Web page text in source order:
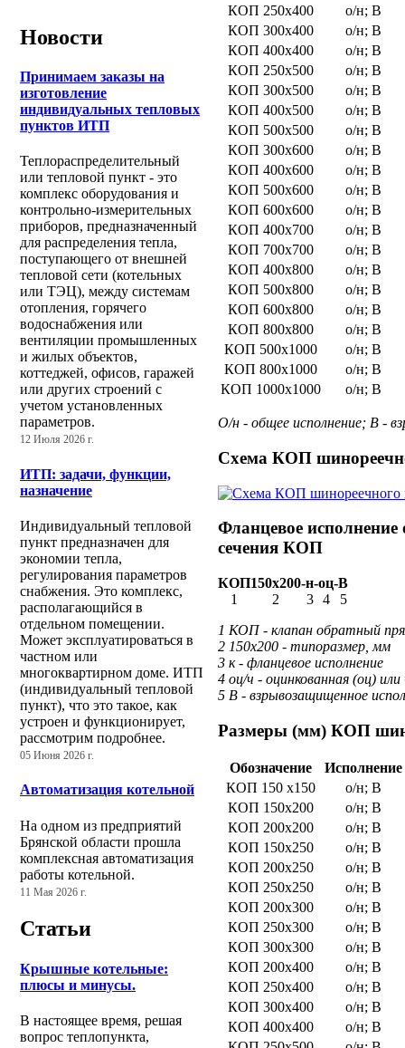
Новости
Принимаем заказы на
изготовление
индивидуальных тепловых
пунктов ИТП
Теплораспределительный
или тепловой пункт - это
комплекс оборудования и
контрольно-измерительных
приборов, предназначенный
для распределения тепла,
поступающего от внешней
тепловой сети (котельных
или ТЭЦ), между системам
отопления, горячего
водоснабжения или
вентиляции промышленных
и жилых объектов,
коттеджей, офисов, гаражей
или других строений с
учетом установленных
параметров.
12 Июля 2026 г.
ИТП: задачи, функции,
назначение
Индивидуальный тепловой
пункт предназначен для
экономии тепла,
регулирования параметров
снабжения. Это комплекс,
располагающийся в
отдельном помещении.
Может эксплуатироваться в
частном или
многоквартирном доме. ИТП
(индивидуальный тепловой
пункт), что это такое, как
устроен и функционирует,
рассмотрим подробнее.
05 Июня 2026 г.
Автоматизация котельной
На одном из предприятий
Брянской области прошла
комплексная автоматизация
работы котельной.
11 Мая 2026 г.
Статьи
Крышные котельные:
плюсы и минусы.
В настоящее время, решая
вопрос теплопункта,
КОП 250х400
о/н; В
КОП 300х400
о/н; В
КОП 400х400
о/н; В
КОП 250х500
о/н; В
КОП 300х500
о/н; В
КОП 400х500
о/н; В
КОП 500х500
о/н; В
КОП 300х600
о/н; В
КОП 400х600
о/н; В
КОП 500х600
о/н; В
КОП 600х600
о/н; В
КОП 400х700
о/н; В
КОП 700х700
о/н; В
КОП 400х800
о/н; В
КОП 500х800
о/н; В
КОП 600х800
о/н; В
КОП 800х800
о/н; В
КОП 500х1000
о/н; В
КОП 800х1000
о/н; В
КОП 1000х1000
о/н; В
О/н - общее исполнение; В -
Схема КОП
Фланцевое
сечения КОП
КОП150х200-н-оц-В
1
2 3 4
5
1 КОП - клапан обратный
2 150х200 - типоразмер, мм
3 к - фланцевое исполнение
4 оц/ч - оцинкованная (оц)
5 В - взрывозащищенное
Размеры (мм) КОП
Обозначение
Исполнение
КОП 150 х150
о/н; В
КОП 150х200
о/н; В
КОП 200х200
о/н; В
КОП 150х250
о/н; В
КОП 200х250
о/н; В
КОП 250х250
о/н; В
КОП 200х300
о/н; В
КОП 250х300
о/н; В
КОП 300х300
о/н; В
КОП 200х400
о/н; В
КОП 250х400
о/н; В
КОП 300х400
о/н; В
КОП 400х400
о/н; В